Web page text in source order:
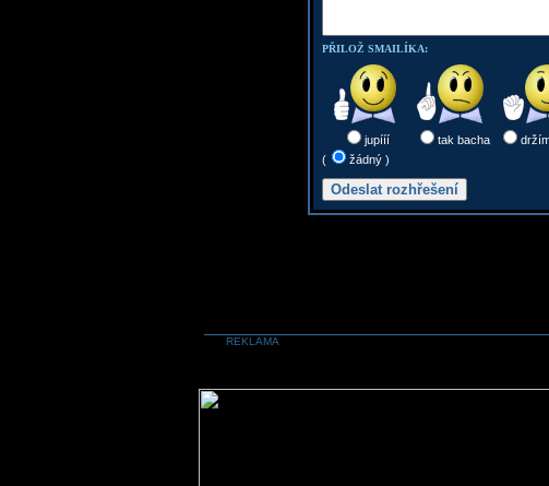
PŘILOŽ SMAILÍKA:
jupííí tak bacha
(
žádný )
REKLAMA